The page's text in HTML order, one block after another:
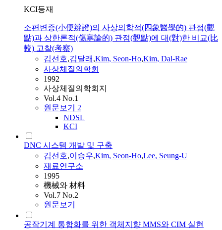
KCI등재
소편변증(小便辨證)의 사상의학적(四象醫學的) 관점(觀
點)과 상한론적(傷寒論的) 관점(觀點)에 대(對)한 비교(比
較) 고찰(考察)
김선호,김달래 ,Kim, Seon-Ho,Kim, Dal-Rae
사상체질의학회
1992
사상체질의학회지
Vol.4 No.1
원문보기 2
NDSL
KCI
DNC 시스템 개발 및 구축
김선호,이승우,Kim, Seon-Ho,Lee, Seung-U
재료연구소
1995
機械와 材料
Vol.7 No.2
원문보기
공작기계 통합화를 위한 객체지향 MMS와 CIM 실현